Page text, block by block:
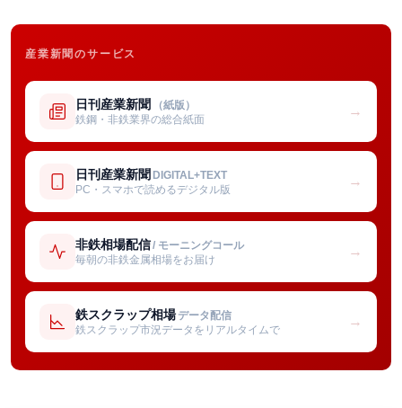
産業新聞のサービス
日刊産業新聞 （紙版）
鉄鋼・非鉄業界の総合紙面
→
日刊産業新聞 DIGITAL+TEXT
PC・スマホで読めるデジタル版
→
非鉄相場配信/ モーニングコール
毎朝の非鉄金属相場をお届け
→
鉄スクラップ相場 データ配信
鉄スクラップ市況データをリアルタイムで
→